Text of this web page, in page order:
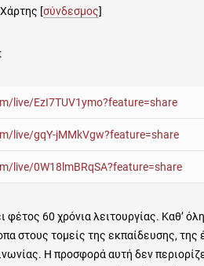
[σύνδεσμος]
live/EzI7TUV1ymo?feature=share
live/gqY-jMMkVgw?feature=share
live/0W18lmBRqSA?feature=share
60 χρόνια λειτουργίας. Καθ’
στους τομείς της εκπαίδευσης, της
Η προσφορά αυτή δεν